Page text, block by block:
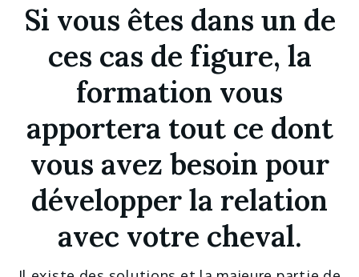
Si vous êtes dans un de
ces cas de figure, la
formation vous
apportera tout ce dont
vous avez besoin pour
développer la relation
avec votre cheval.